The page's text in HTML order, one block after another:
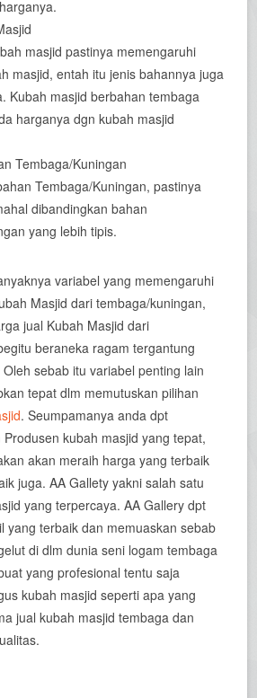
masjid pastinya memengaruhi
masjid, entah itu jenis bahannya juga
Kubah masjid berbahan tembaga
harganya dgn kubah masjid
Tembaga/Kuningan
Tembaga/Kuningan, pastinya
dibandingkan bahan
yang lebih tipis.
variabel yang memengaruhi
Masjid dari tembaga/kuningan,
jual Kubah Masjid dari
beraneka ragam tergantung
sebab itu variabel penting lain
tepat dlm memutuskan pilihan
. Seumpamanya anda dpt
kubah masjid yang tepat,
akan meraih harga yang terbaik
juga. AA Gallety yakni salah satu
yang terpercaya. AA Gallery dpt
yang terbaik dan memuaskan sebab
di dlm dunia seni logam tembaga
yang profesional tentu saja
kubah masjid seperti apa yang
jual kubah masjid tembaga dan